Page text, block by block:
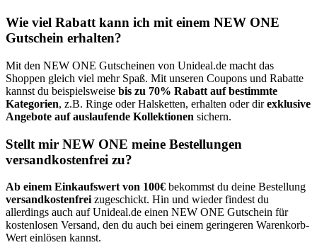
Wie viel Rabatt kann ich mit einem NEW ONE
Gutschein erhalten?
Mit den NEW ONE Gutscheinen von Unideal.de macht das
Shoppen gleich viel mehr Spaß. Mit unseren Coupons und Rabatte
kannst du beispielsweise bis zu 70% Rabatt auf bestimmte
Kategorien, z.B. Ringe oder Halsketten, erhalten oder direxklusive
Angebote auf auslaufende Kollektionen sichern.
Stellt mir NEW ONE meine Bestellungen
versandkostenfrei zu?
Ab einem Einkaufswert von 100€ bekommst du deine Bestellung
versandkostenfrei zugeschickt. Hin und wieder findest du
allerdings auch auf Unideal.de einen NEW ONE Gutschein für
kostenlosen Versand, den du auch bei einem geringeren Warenkorb-
Wert einlösen kannst.